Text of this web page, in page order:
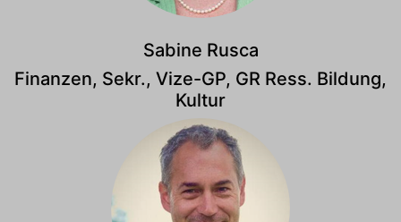
Sabine Rusca
Finanzen, Sekr., Vize-GP, GR Ress. Bildung,
Kultur